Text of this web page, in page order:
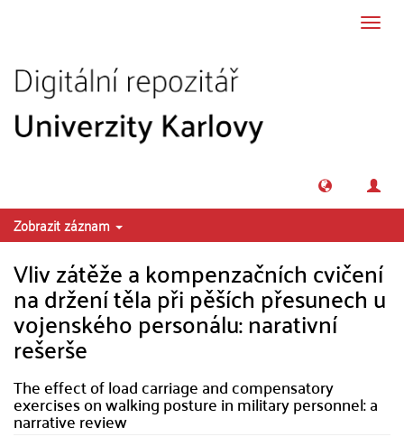
Zobrazit záznam
Vliv zátěže a kompenzačních cvičení
na držení těla při pěších přesunech u
vojenského personálu: narativní
rešerše
The effect of load carriage and compensatory
exercises on walking posture in military personnel: a
narrative review